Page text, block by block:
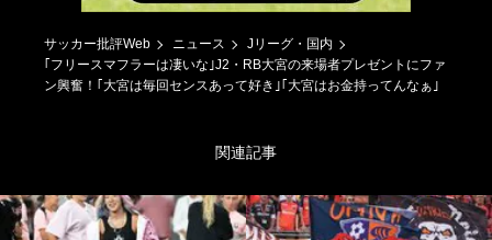
サッカー批評Web ニュース
Jリーグ・国内
｢フリースマフラーは凄いな｣J2・RB大宮の来場者プレゼントにファ
ン興奮！｢大宮は毎回センスあって好き｣｢大宮はお金持ってんなぁ｣
関連記事